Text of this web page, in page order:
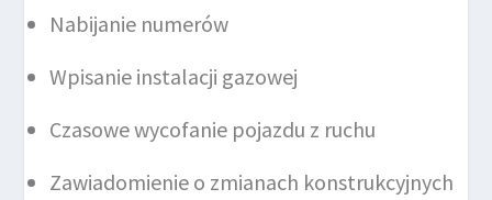
Nabijanie numerów
Wpisanie instalacji gazowej
Czasowe wycofanie pojazdu z ruchu
Zawiadomienie o zmianach konstrukcyjnych